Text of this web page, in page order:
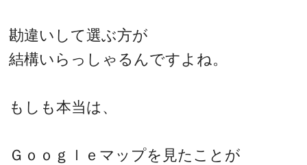
勘違いして選ぶ方が
結構いらっしゃるんですよね。
もしも本当は、
Ｇｏｏｇｌｅマップを見たことが